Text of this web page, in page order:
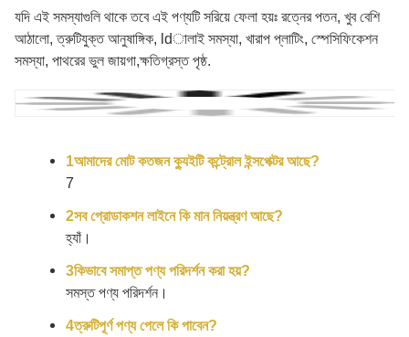
যদি এই সমস্যাগুলি থাকে তবে এই পণ্যটি সরিয়ে ফেলা হয়ঃ রত্নের পতন, খুব বেশি
আঠালো, ত্রুটিযুক্ত আনুষাঙ্গিক, ldালাই সমস্যা, খারাপ প্লাটিং, স্পেসিফিকেশন
সমস্যা, পাথরের ভুল জায়গা,ক্ষতিগ্রস্ত পৃষ্ঠ.
1আমাদের মোট কতজন ক্যুইটি কন্ট্রোল ইন্সপেক্টর আছে?
7
2সব প্রোডাকশন লাইনে কি মান নিয়ন্ত্রণ আছে?
হ্যাঁ।
3কিভাবে সমাপ্ত পণ্য পরিদর্শন করা হয়?
সমস্ত পণ্য পরিদর্শন।
4ত্রুটিপূর্ণ পণ্য পেলে কি পাবেন?